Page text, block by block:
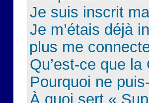
Je suis inscrit
Je m’étais déjà
plus me
Qu’est-ce que la
Pourquoi ne
À quoi sert «